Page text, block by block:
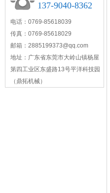
137-9040-8362
电话：0769-85618039
传真：0769-85618029
邮箱： 2885199373@qq.com
地址：广东省东莞市大岭山镇杨屋
第四工业区东盛路13号平洋科技园
（鼎拓机械）